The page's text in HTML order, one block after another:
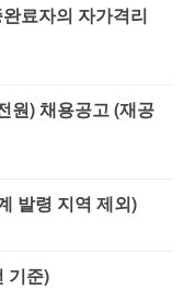
료자의 자가격리
원) 채용공고 (재공
발령 지역 제외)
기준)